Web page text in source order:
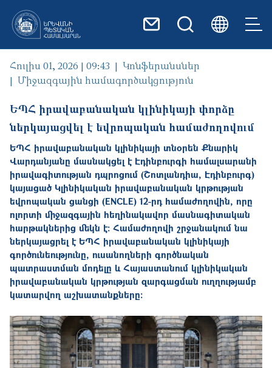
Հուլիս 01, 2026 | 09:43
Կոնֆերանսներ
Միջազգային համագործակցություն
ԵՊՀ իրավաբանական կլինիկայի փորձը
ներկայացվել է եվրոպական համաժողովում
ԵՊՀ իրավաբանական կլինիկայի տնօրեն Քնարիկ
Վարդանյանը մասնակցել է Էդինբուրգի համալսարանի
իրավագիտության դպրոցում (Շոտլանդիա, Էդինբուրգ)
կայացած Կլինիկական իրավաբանական կրթության
եվրոպական ցանցի (ENCLE) 12-րդ համաժողովին, որը
ոլորտի միջազգային հեղինակավոր մասնագիտական
հարթակներից մեկն է։ Համաժողովի շրջանակում նա
ներկայացրել է ԵՊՀ իրավաբանական կլինիկայի
գործունեությունը, ուսանողների գործնական
պատրաստման մոդելը և Հայաստանում կլինիկական
իրավաբանական կրթության զարգացման ուղղությամբ
կատարվող աշխատանքները։